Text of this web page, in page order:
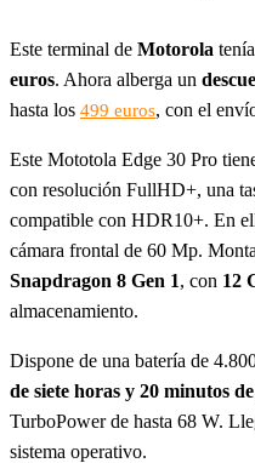
Este terminal de Motorola
euros. Ahora alberga un
hasta los 499 euros, con el
Este Mototola Edge 30 Pro
con resolución FullHD+, una
compatible con HDR10+. En
cámara frontal de 60 Mp.
Snapdragon 8 Gen 1, con 12
almacenamiento.
Dispone de una batería de
de siete horas y 20 minutos
TurboPower de hasta 68 W.
sistema operativo.